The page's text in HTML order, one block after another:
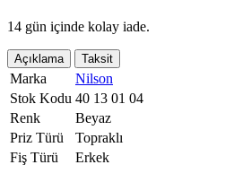
14 gün içinde kolay iade.
Açıklama Taksit
Marka
Nilson
Stok Kodu 40 13 01 04
Renk
Beyaz
Priz Türü
Topraklı
Fiş Türü
Erkek